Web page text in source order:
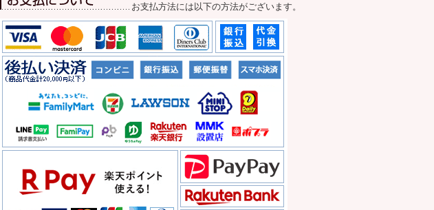
お支払方法には以下の方法がございます。